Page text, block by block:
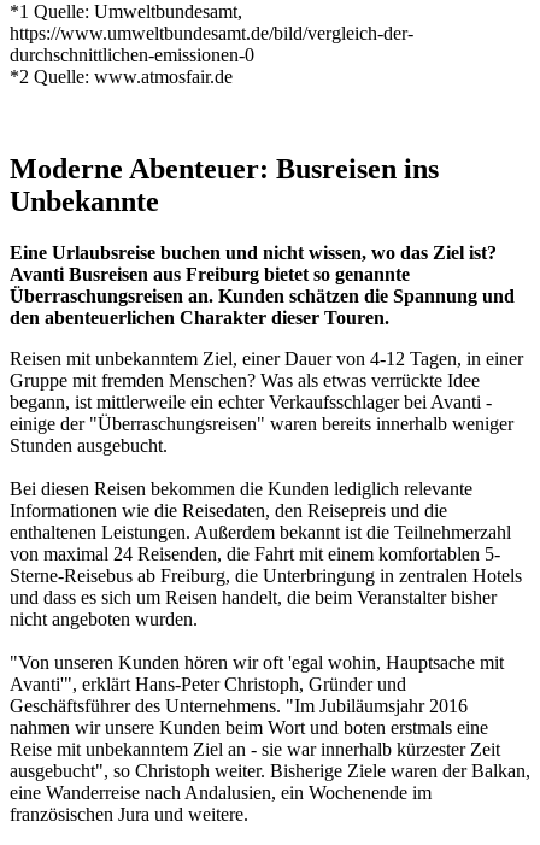
*1 Quelle: Umweltbundesamt,
https://www.umweltbundesamt.de/bild/vergleich-der-
durchschnittlichen-emissionen-0
*2 Quelle: www.atmosfair.de
Moderne Abenteuer: Busreisen ins
Unbekannte
Eine Urlaubsreise buchen und nicht wissen, wo das Ziel ist?
Avanti Busreisen aus Freiburg bietet so genannte
Überraschungsreisen an. Kunden schätzen die Spannung und
den abenteuerlichen Charakter dieser Touren.
Reisen mit unbekanntem Ziel, einer Dauer von 4-12 Tagen, in einer
Gruppe mit fremden Menschen? Was als etwas verrückte Idee
begann, ist mittlerweile ein echter Verkaufsschlager bei Avanti -
einige der "Überraschungsreisen" waren bereits innerhalb weniger
Stunden ausgebucht.
Bei diesen Reisen bekommen die Kunden lediglich relevante
Informationen wie die Reisedaten, den Reisepreis und die
enthaltenen Leistungen. Außerdem bekannt ist die Teilnehmerzahl
von maximal 24 Reisenden, die Fahrt mit einem komfortablen 5-
Sterne-Reisebus ab Freiburg, die Unterbringung in zentralen Hotels
und dass es sich um Reisen handelt, die beim Veranstalter bisher
nicht angeboten wurden.
"Von unseren Kunden hören wir oft 'egal wohin, Hauptsache mit
Avanti'", erklärt Hans-Peter Christoph, Gründer und
Geschäftsführer des Unternehmens. "Im Jubiläumsjahr 2016
nahmen wir unsere Kunden beim Wort und boten erstmals eine
Reise mit unbekanntem Ziel an - sie war innerhalb kürzester Zeit
ausgebucht", so Christoph weiter. Bisherige Ziele waren der Balkan,
eine Wanderreise nach Andalusien, ein Wochenende im
französischen Jura und weitere.